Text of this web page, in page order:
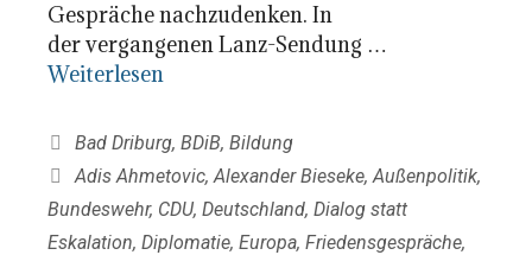
Gespräche nachzudenken. In
der vergangenen Lanz-Sendung …
Weiterlesen
Kategorien
Bad Driburg, BDiB, Bildung
Schlagwörter
Adis Ahmetovic,Alexander Bieseke,Außenpolitik,
Bundeswehr, CDU, Deutschland, Dialog statt
Eskalation, Diplomatie, Europa, Friedensgespräche,